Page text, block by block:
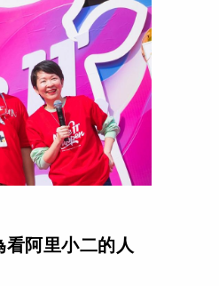
看阿里小二的人